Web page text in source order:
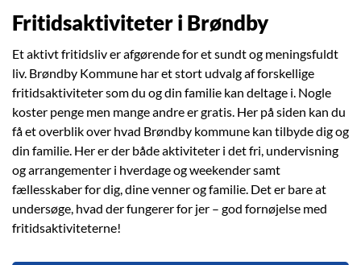
Fritidsaktiviteter i Brøndby
Et aktivt fritidsliv er afgørende for et sundt og meningsfuldt
liv. Brøndby Kommune har et stort udvalg af forskellige
fritidsaktiviteter som du og din familie kan deltage i. Nogle
koster penge men mange andre er gratis. Her på siden kan du
få et overblik over hvad Brøndby kommune kan tilbyde dig og
din familie. Her er der både aktiviteter i det fri, undervisning
og arrangementer i hverdage og weekender samt
fællesskaber for dig, dine venner og familie. Det er bare at
undersøge, hvad der fungerer for jer – god fornøjelse med
fritidsaktiviteterne!